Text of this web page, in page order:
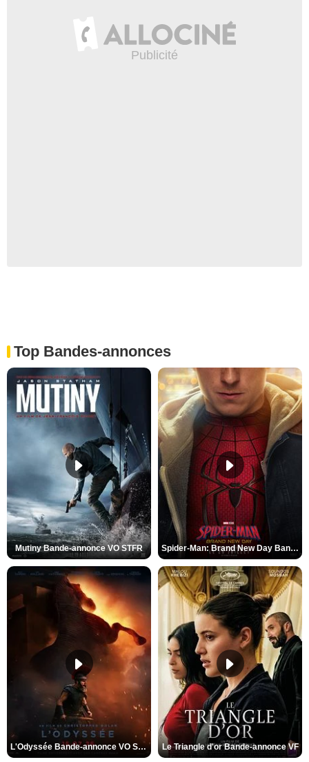
Top Bandes-annonces
Mutiny Bande-annonce VO STFR Spider-Man: Brand New Day Bande-annonce VO STFR
L'Odyssée Bande-annonce VO STFR Le Triangle d'or Bande-annonce VF